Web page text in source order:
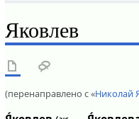
Яковлев
(перенаправлено с «Николай